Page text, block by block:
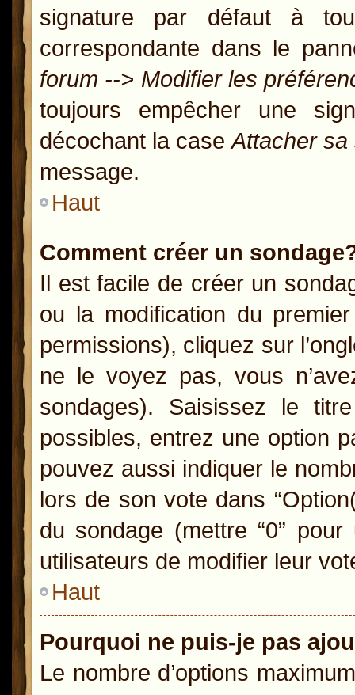
signature par défaut à
correspondante dans le
forum --> Modifier les
toujours empêcher une
décochant la caseAttacher sa
message.
Haut
Comment créer un
Il est facile de créer un
ou la modification du
permissions), cliquez sur
ne le voyez pas, vous
sondages). Saisissez le
possibles, entrez une option
pouvez aussi indiquer le
lors de son vote dans
du sondage (mettre “0”
utilisateurs de modifier leur
Haut
Pourquoi ne puis-je pas
Le nombre d’options